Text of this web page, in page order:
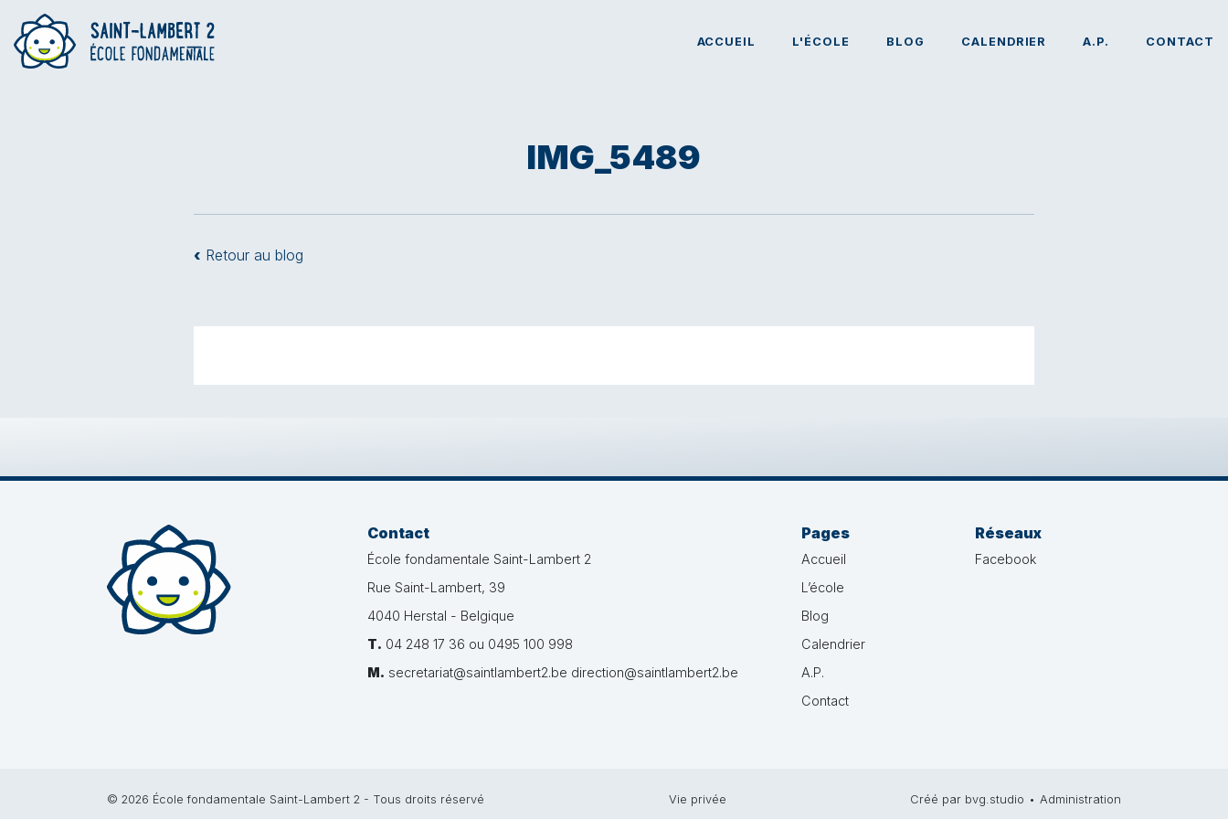
ACCUEIL L'ÉCOLE BLOG CALENDRIER A.P. CONTACT
IMG_5489
‹ Retour au blog
Contact
École fondamentale Saint-Lambert 2
Rue Saint-Lambert, 39
4040 Herstal - Belgique
T. 04 248 17 36 ou 0495 100 998
M. secretariat@saintlambert2.be direction@saintlambert2.be
Pages
Accueil
L’école
Blog
Calendrier
A.P.
Contact
Réseaux
Facebook
© 2026 École fondamentale Saint-Lambert 2 - Tous droits réservé Vie privée Créé par bvg.studio • Administration